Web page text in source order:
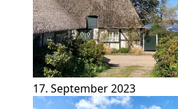
17. September 2023